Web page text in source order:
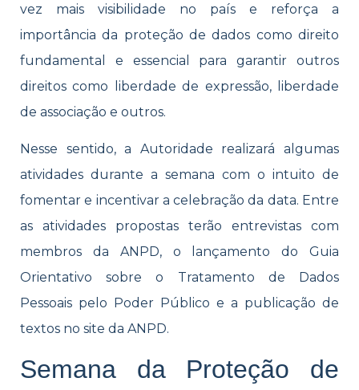
vez mais visibilidade no país e reforça a
importância da proteção de dados como direito
fundamental e essencial para garantir outros
direitos como liberdade de expressão, liberdade
de associação e outros.
Nesse sentido, a Autoridade realizará algumas
atividades durante a semana com o intuito de
fomentar e incentivar a celebração da data. Entre
as atividades propostas terão entrevistas com
membros da ANPD, o lançamento do Guia
Orientativo sobre o Tratamento de Dados
Pessoais pelo Poder Público e a publicação de
textos no site da ANPD.
Semana da Proteção de